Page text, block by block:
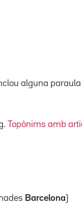
alguna
Topònims amb
Barcelona)